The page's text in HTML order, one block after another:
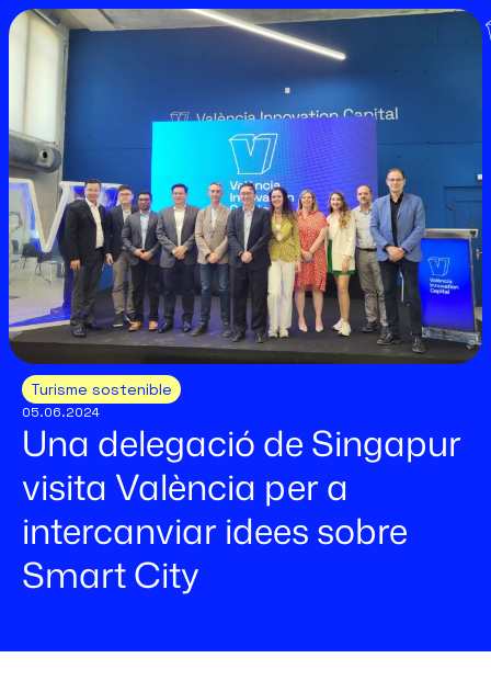
Turisme sostenible
05.06.2024
Una delegació de Singapur
visita València per a
intercanviar idees sobre
Smart City